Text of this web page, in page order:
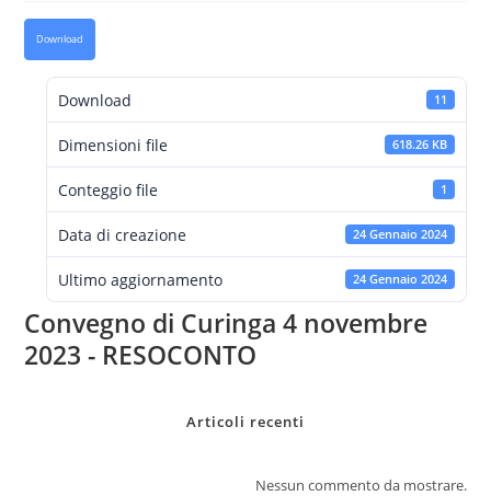
Download
Download 11
Dimensioni file 618.26 KB
Conteggio file 1
Data di creazione 24 Gennaio 2024
Ultimo aggiornamento 24 Gennaio 2024
Convegno di Curinga 4 novembre
2023 - RESOCONTO
Articoli recenti
Nessun commento da mostrare.